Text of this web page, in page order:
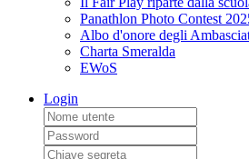
Panathlon Photo Contest
Albo d'onore degli
Charta Smeralda
EWoS
Login